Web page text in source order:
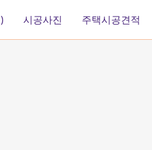
시공사진 주택시공견적